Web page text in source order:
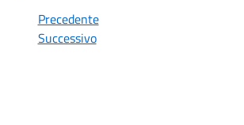
Precedente
Successivo